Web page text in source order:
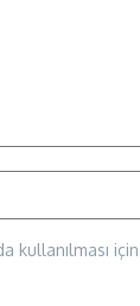
kullanılması